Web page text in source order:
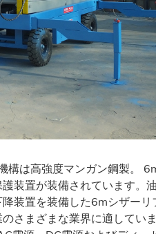
構は高強度マンガン鋼製。
装置が装備されています。
装置を装備した6mシザー
さまざまな業界に適してい